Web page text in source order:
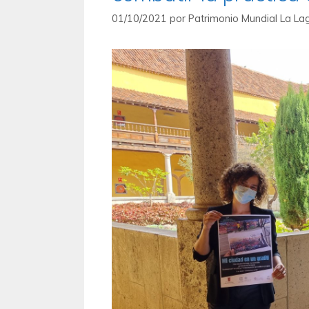
01/10/2021 por Patrimonio Mundial La